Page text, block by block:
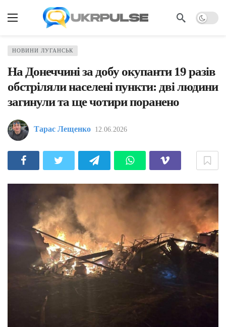
НОВИНИ ЛУГАНСЬК
На Донеччині за добу окупанти 19 разів
обстріляли населені пункти: дві людини
загинули та ще чотири поранено
Тарас Лещенко 12.06.2026